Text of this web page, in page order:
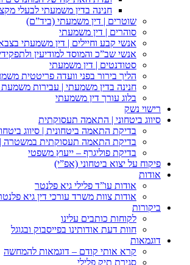
חנינה בדין משמעתי לבעלי
שוטרים | דין משמעתי (ביד”ם)
סוהרים | דין משמעתי
אנשי קבע וחיילים | דין משמעתי
אנשי שב”כ והמוסד למודיעין
סטודנטים | דין משמעתי
הליך בירור בפני וועדה פריטטית
חנינה בדין משמעתי | עבירות
בלוג עורך דין משמעתי
רישוי נשק
סיווג ביטחוני | התאמה תעסוקתית
בדיקת התאמה ביטחונית | סיווג
בדיקת התאמה תעסוקתית במשטרה |
בדיקת פוליגרף – ייעוץ משפטי
פיקוח על יצוא ביטחוני (אפ”י)
אודות
אודות עו”ד פלילי גיא פלנטר
אודות צוות משרד עורכי דין גיא
ביקורות
לקוחות כותבים עלינו
חוות דעת אודותינו בפייסבוק ובגוגל
דוגמאות
קרא אותי קודם – דוגמאות להמחשה
סגירת תיק פלילי